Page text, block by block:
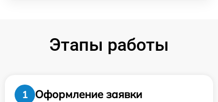
Этапы работы
1
Оформление заявки